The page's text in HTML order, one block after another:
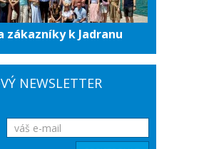
zákazníky k Jadranu
NEWSLETTER